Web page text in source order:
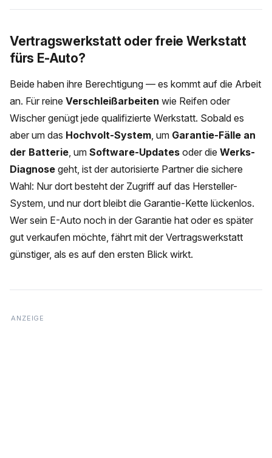
Vertragswerkstatt oder freie Werkstatt
fürs E-Auto?
Beide haben ihre Berechtigung — es kommt auf die Arbeit
an. Für reine Verschleißarbeiten wie Reifen oder
Wischer genügt jede qualifizierte Werkstatt. Sobald es
aber um das Hochvolt-System, um Garantie-Fälle an
der Batterie, um Software-Updates oder die Werks-
Diagnose geht, ist der autorisierte Partner die sichere
Wahl: Nur dort besteht der Zugriff auf das Hersteller-
System, und nur dort bleibt die Garantie-Kette lückenlos.
Wer sein E-Auto noch in der Garantie hat oder es später
gut verkaufen möchte, fährt mit der Vertragswerkstatt
günstiger, als es auf den ersten Blick wirkt.